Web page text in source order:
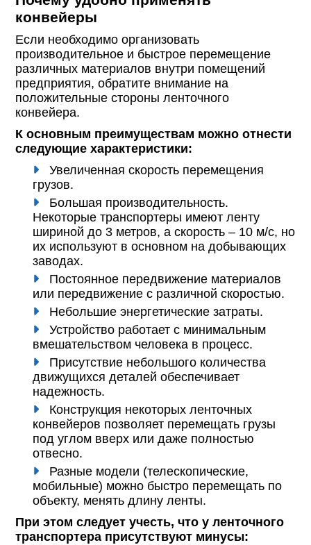
конвейеры
Если необходимо организовать
производительное и быстрое перемещение
различных материалов внутри помещений
предприятия, обратите внимание на
положительные стороны ленточного
конвейера.
К основным преимуществам можно отнести
следующие характеристики:
Увеличенная скорость перемещения
грузов.
Большая производительность.
Некоторые транспортеры имеют ленту
шириной до 3 метров, а скорость – 10 м/с, но
их используют в основном на добывающих
заводах.
Постоянное передвижение материалов
или передвижение с различной скоростью.
Небольшие энергетические затраты.
Устройство работает с минимальным
вмешательством человека в процесс.
Присутствие небольшого количества
движущихся деталей обеспечивает
надежность.
Конструкция некоторых ленточных
конвейеров позволяет перемещать грузы
под углом вверх или даже полностью
отвесно.
Разные модели (телескопические,
мобильные) можно быстро перемещать по
объекту, менять длину ленты.
При этом следует учесть, что у ленточного
транспортера присутствуют минусы: